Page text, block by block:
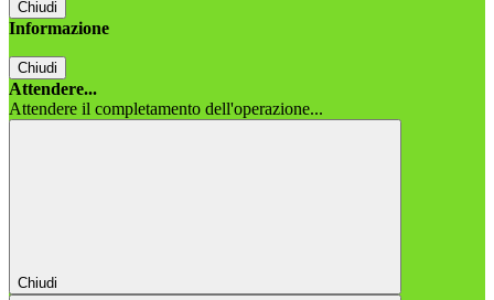
Chiudi
Informazione
Chiudi
Attendere...
Attendere il completamento dell'operazione...
Chiudi